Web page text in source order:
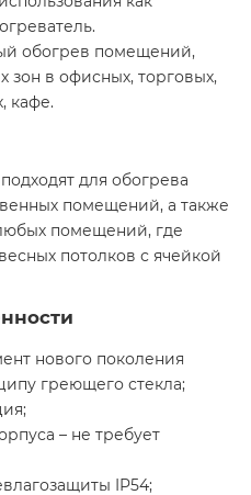
обогрев помещений,
зон в офисных, торговых,
кафе.
для обогрева
помещений, а также
помещений, где
потолков с ячейкой
нового поколения
греющего стекла;
– не требует
IP54;